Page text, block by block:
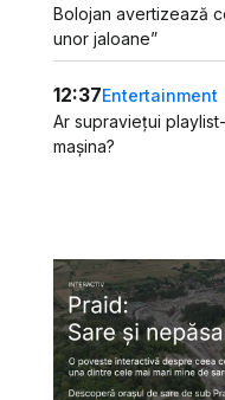
Bolojan avertizează
unor jaloane”
12:37Entertainment
Ar supraviețui
mașina?